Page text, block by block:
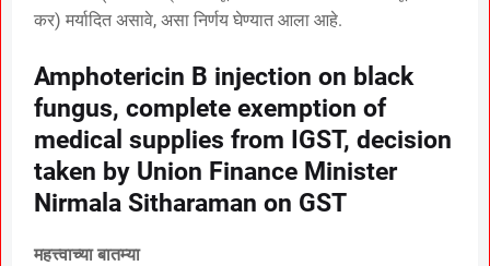
कर) मर्यादित असावे, असा निर्णय घेण्यात आला आहे.
Amphotericin B injection on black
fungus, complete exemption of
medical supplies from IGST, decision
taken by Union Finance Minister
Nirmala Sitharaman on GST
महत्त्वाच्या बातम्या